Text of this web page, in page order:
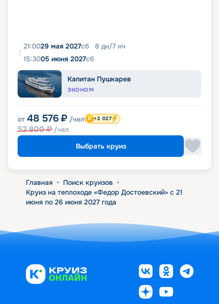
21:0029 мая 2027сб 8 дн/7 нч
15:3005 июня 2027сб
Капитан Пушкарев
ЭКОНОМ
от 48 576 ₽ /чел
52 800₽ /чел
+2 027
Выбрать круиз
Главная • Поиск круизов •
Круиз на теплоходе «Федор Достоевский» с 21
июня по 26 июня 2027 года